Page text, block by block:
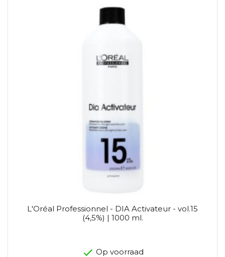
L'Oréal Professionnel - DIA Activateur - vol.15
(4,5%) | 1000 ml.
Op voorraad